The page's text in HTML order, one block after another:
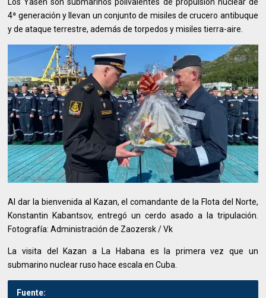
Los Yasen son submarinos polivalentes de propulsión nuclear de
4ª generación y llevan un conjunto de misiles de crucero antibuque
y de ataque terrestre, además de torpedos y misiles tierra-aire.
Al dar la bienvenida al Kazan, el comandante de la Flota del Norte,
Konstantin Kabantsov, entregó un cerdo asado a la tripulación.
Fotografía: Administración de Zaozersk / Vk
La visita del Kazan a La Habana es la primera vez que un
submarino nuclear ruso hace escala en Cuba.
Fuente: